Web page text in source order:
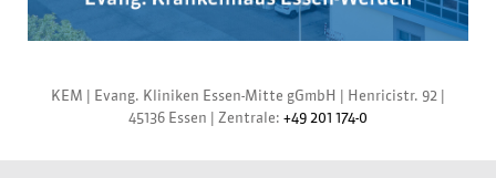
KEM | Evang. Kliniken Essen-Mitte gGmbH | Henricistr. 92 |
45136 Essen | Zentrale: +49 201 174-0